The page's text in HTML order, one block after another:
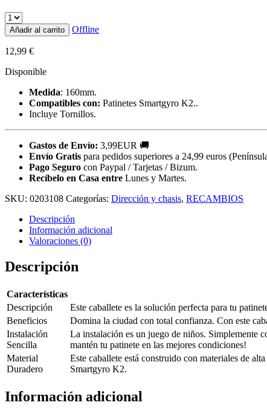
Añadir al carrito Offline
12,99 €
Disponible
Medida: 160mm.
Compatibles con: Patinetes Smartgyro K2..
Incluye Tornillos.
Gastos de Envío: 3,99EUR 🚚
Envío Gratis para pedidos superiores a 24,99 euros
Pago Seguro con Paypal / Tarjetas / Bizum.
Recíbelo en Casa entre Lunes y Martes.
SKU: 0203108 Categorías: Dirección y chasis, RECAMBIOS
Descripción
Información adicional
Valoraciones (0)
Descripción
Características
Descripción
Este caballete es la solución perfecta para tu
Beneficios
Domina la ciudad con total confianza. Con este
Instalación
Sencilla
La instalación es un juego de niños. Simplemente
mantén tu patinete en las mejores condiciones!
Material
Duradero
Este caballete está construido con materiales de
Smartgyro K2.
Información adicional